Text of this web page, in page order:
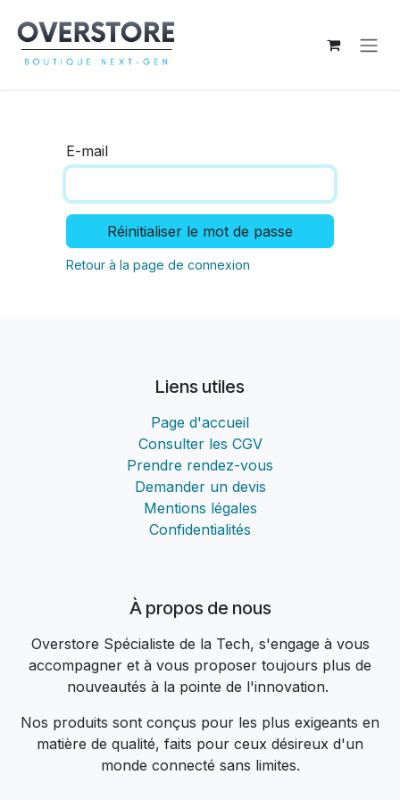
E-mail
Réinitialiser le mot de passe
Retour à la page de connexion
Liens utiles
Page d'accueil
Consulter les CGV
Prendre rendez-vous
Demander un devis
Mentions légales
Confidentialités
À propos de nous
Overstore Spécialiste de la Tech, s'engage à vous
accompagner et à vous proposer toujours plus de
nouveautés à la pointe de l'innovation.
Nos produits sont conçus pour les plus exigeants en
matière de qualité, faits pour ceux désireux d'un
monde connecté sans limites.